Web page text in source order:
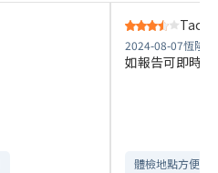
Tao K
2024-08-07恆隆
如報告可即時
體檢地點方便